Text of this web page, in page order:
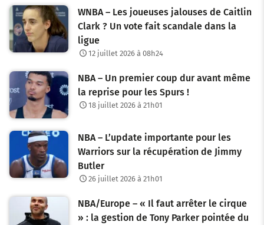
WNBA – Les joueuses jalouses de Caitlin
Clark ? Un vote fait scandale dans la
ligue
12 juillet 2026 à 08h24
NBA – Un premier coup dur avant même
la reprise pour les Spurs !
18 juillet 2026 à 21h01
NBA – L’update importante pour les
Warriors sur la récupération de Jimmy
Butler
26 juillet 2026 à 21h01
NBA/Europe – « Il faut arrêter le cirque
» : la gestion de Tony Parker pointée du